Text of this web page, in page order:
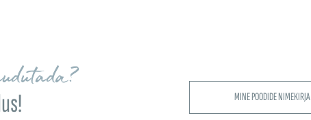
MINE POODIDE NIMEKIRJA